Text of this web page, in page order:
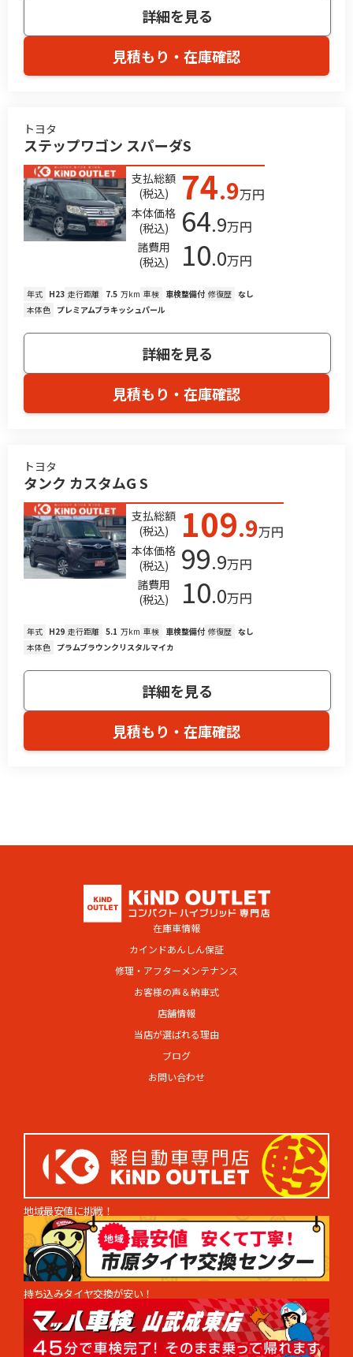
詳細を見る
見積もり・在庫確認
トヨタ
ステップワゴン スパーダS
支払総額
(税込)
74.9万円
本体価格
(税込)
64.9万円
諸費用
(税込)
10.0万円
年式 H23 走行距離 7.5 万km 車検 車検整備付 修復歴 なし
本体色 プレミアムブラキッシュパール
詳細を見る
見積もり・在庫確認
トヨタ
タンク カスタムG S
支払総額
(税込)
109.9万円
本体価格
(税込)
99.9万円
諸費用
(税込)
10.0万円
年式 H29 走行距離 5.1 万km 車検 車検整備付 修復歴 なし
本体色 プラムブラウンクリスタルマイカ
詳細を見る
見積もり・在庫確認
在庫車情報
カインドあんしん保証
修理・アフターメンテナンス
お客様の声＆納車式
店舗情報
当店が選ばれる理由
ブログ
お問い合わせ
地域最安値に挑戦！
持ち込みタイヤ交換が安い！